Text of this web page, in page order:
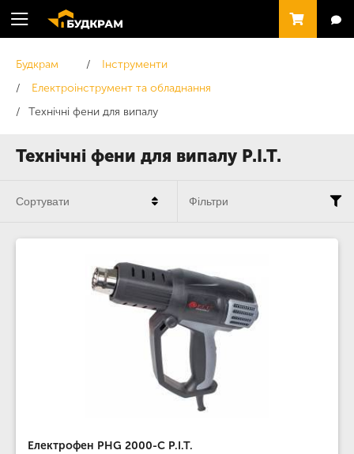
Технічні фени для випалу P.I.T.
Будкрам
Інструменти
Електроінструмент та обладнання
Технічні фени для випалу
Електрофен PHG 2000-C P.I.T.
Сортувати Фільтри